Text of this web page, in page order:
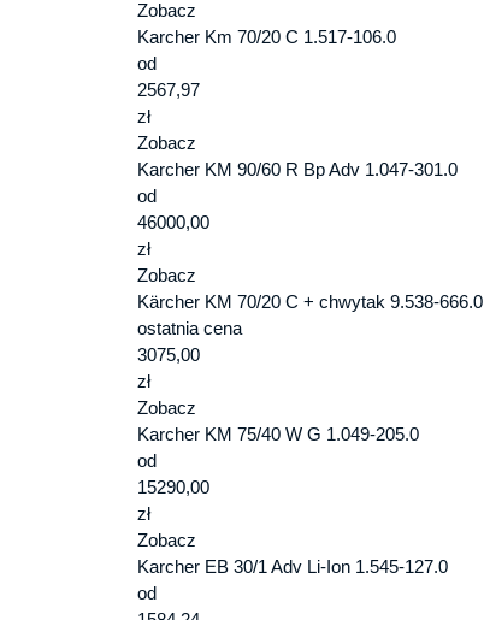
Zobacz
Karcher Km 70/20 C 1.517-106.0
od
2567,97
zł
Zobacz
Karcher KM 90/60 R Bp Adv 1.047-301.0
od
46000,00
zł
Zobacz
Kärcher KM 70/20 C + chwytak 9.538-666.0
ostatnia cena
3075,00
zł
Zobacz
Karcher KM 75/40 W G 1.049-205.0
od
15290,00
zł
Zobacz
Karcher EB 30/1 Adv Li-Ion 1.545-127.0
od